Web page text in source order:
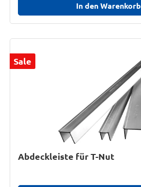
In den Warenkorb
Sale
Abdeckleiste für T-Nut